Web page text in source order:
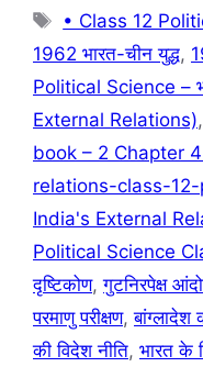
Tags
• Class 12
1962 भारत-चीन युद्ध,
Political Science –
External Relations),
book – 2 Chapter
relations-class-
India's External
Political Science
दृष्टिकोण,गुटनिरपेक्ष
परमाणु परीक्षण,बांग्लादेश
की विदेश नीति, भारत के